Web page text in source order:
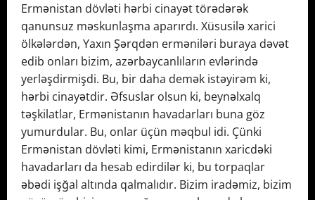
Ermənistan dövləti hərbi cinayət törədərək
qanunsuz məskunlaşma aparırdı. Xüsusilə xarici
ölkələrdən, Yaxın Şərqdən erməniləri buraya dəvət
edib onları bizim, azərbaycanlıların evlərində
yerləşdirmişdi. Bu, bir daha demək istəyirəm ki,
hərbi cinayətdir. Əfsuslar olsun ki, beynəlxalq
təşkilatlar, Ermənistanın havadarları buna göz
yumurdular. Bu, onlar üçün məqbul idi. Çünki
Ermənistan dövləti kimi, Ermənistanın xaricdəki
havadarları da hesab edirdilər ki, bu torpaqlar
əbədi işğal altında qalmalıdır. Bizim iradəmiz, bizim